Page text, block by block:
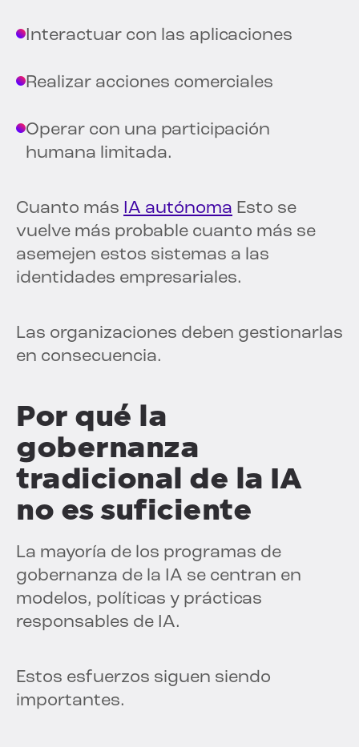
Interactuar con las aplicaciones
Realizar acciones comerciales
Operar con una participación
humana limitada.
Cuanto más IA autónoma Esto se
vuelve más probable cuanto más se
asemejen estos sistemas a las
identidades empresariales.
Las organizaciones deben gestionarlas
en consecuencia.
Por qué la
gobernanza
tradicional de la IA
no es suficiente
La mayoría de los programas de
gobernanza de la IA se centran en
modelos, políticas y prácticas
responsables de IA.
Estos esfuerzos siguen siendo
importantes.